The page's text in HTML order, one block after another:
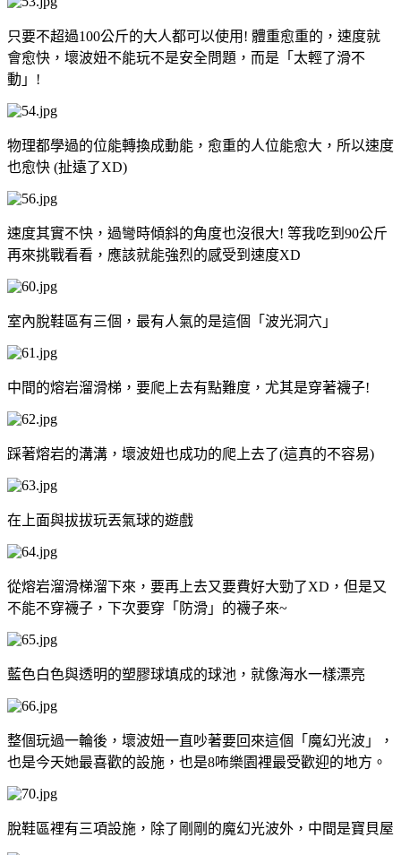
只要不超過100公斤的大人都可以使用! 體重愈重的，速度就
會愈快，壞波妞不能玩不是安全問題，而是「太輕了滑不
動」!
物理都學過的位能轉換成動能，愈重的人位能愈大，所以速度
也愈快 (扯遠了XD)
速度其實不快，過彎時傾斜的角度也沒很大! 等我吃到90公斤
再來挑戰看看，應該就能強烈的感受到速度XD
室內脫鞋區有三個，最有人氣的是這個「波光洞穴」
中間的熔岩溜滑梯，要爬上去有點難度，尤其是穿著襪子!
踩著熔岩的溝溝，壞波妞也成功的爬上去了(這真的不容易)
在上面與拔拔玩丟氣球的遊戲
從熔岩溜滑梯溜下來，要再上去又要費好大勁了XD，但是又
不能不穿襪子，下次要穿「防滑」的襪子來~
藍色白色與透明的塑膠球填成的球池，就像海水一樣漂亮
整個玩過一輪後，壞波妞一直吵著要回來這個「魔幻光波」，
也是今天她最喜歡的設施，也是8咘樂園裡最受歡迎的地方。
脫鞋區裡有三項設施，除了剛剛的魔幻光波外，中間是寶貝屋